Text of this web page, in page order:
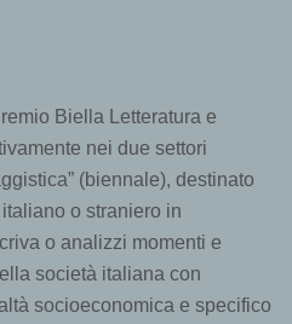
Biella Letteratura e
nei due settori
(biennale), destinato
o straniero in
o analizzi momenti e
società italiana con
socioeconomica e specifico